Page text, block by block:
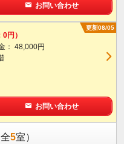
お問い合わせ
更新08/05
0円）
： 48,000円
お問い合わせ
5室）